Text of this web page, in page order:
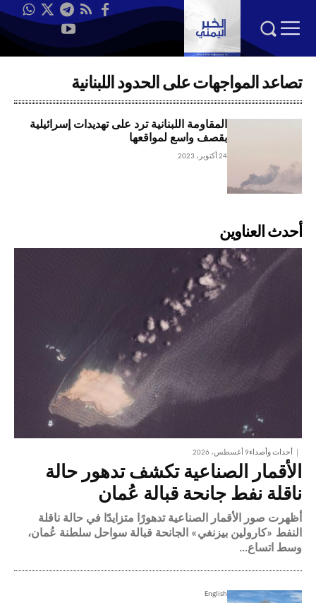
تصاعد المواجهات على الحدود اللبنانية
المقاومة اللبنانية ترد على تهديدات إسرائيلية
بقصف واسع لمواقعها
24 أكتوبر، 2023
أحدث العناوين
أحداث وأصداء9 أغسطس، 2026
الأقمار الصناعية تكشف تدهور حالة
ناقلة نفط جانحة قبالة عُمان
أظهرت صور الأقمار الصناعية تدهورًا متزايدًا في حالة ناقلة
النفط «كارولين بيزنغي» الجانحة قبالة سواحل سلطنة عُمان،
وسط اتساع...
English